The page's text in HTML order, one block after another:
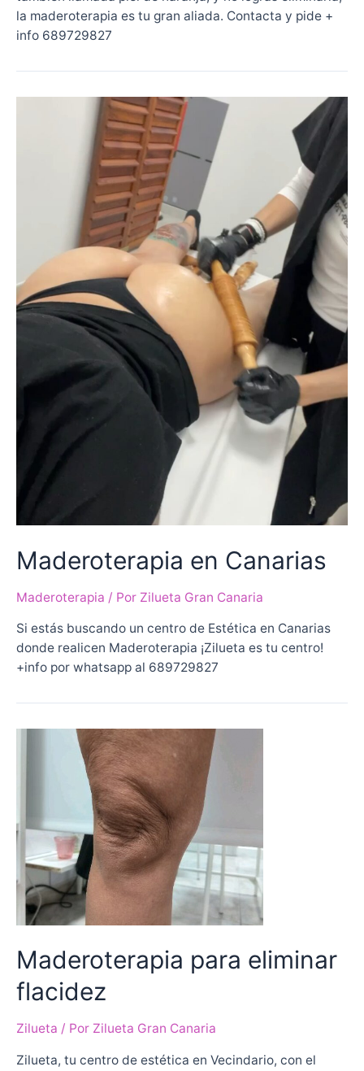
la maderoterapia es tu gran aliada. Contacta y pide +
info 689729827
Maderoterapia en Canarias
Maderoterapia / Por Zilueta Gran Canaria
Si estás buscando un centro de Estética en Canarias
donde realicen Maderoterapia ¡Zilueta es tu centro!
+info por whatsapp al 689729827
Maderoterapia para eliminar
flacidez
Zilueta / Por Zilueta Gran Canaria
Zilueta, tu centro de estética en Vecindario, con el